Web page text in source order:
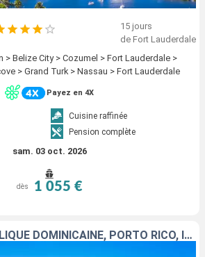
15 jours
de Fort Lauderdale
> Belize City > Cozumel > Fort Lauderdale >
> Grand Turk > Nassau > Fort Lauderdale
Payez en 4X
Cuisine raffinée
Pension complète
sam. 03 oct. 2026
dès 1 055 €
BAHAMAS, RÉPUBLIQUE DOMINICAINE, PORTO RICO, ÎLES TURQUES-ET-CAÏQUES, ÉTATS-UNIS